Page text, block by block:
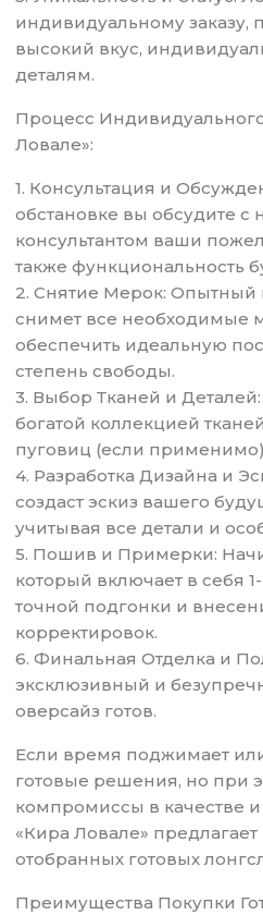
индивидуальному заказу,
высокий вкус,
деталям.
Процесс
Ловале»:
1. Консультация и
обстановке вы обсудите
консультантом ваши
также функциональность
2. Снятие Мерок: Опытный
снимет все необходимые
обеспечить идеальную
степень свободы.
3. Выбор Тканей и
богатой коллекцией
пуговиц (если
4. Разработка Дизайна и
создаст эскиз вашего
учитывая все детали и
5. Пошив и Примерки:
который включает в себя
точной подгонки и
корректировок.
6. Финальная Отделка и
эксклюзивный и
оверсайз готов.
Если время поджимает
готовые решения, но при
компромиссы в качестве и
«Кира Ловале»
отобранных готовых
Преимущества Покупки